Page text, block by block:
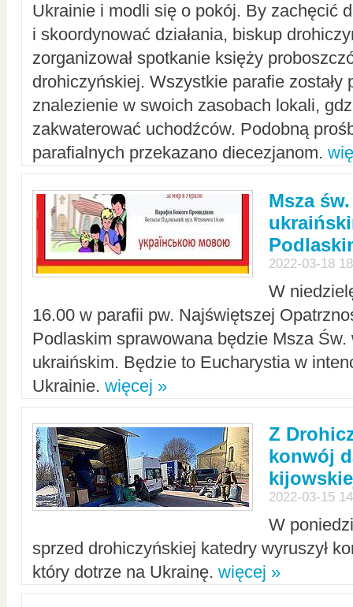
Ukrainie i modli się o pokój. By zachęcić
i skoordynować działania, biskup
zorganizował spotkanie księży
drohiczyńskiej. Wszystkie parafie zostały
znalezienie w swoich zasobach lokali,
zakwaterować uchodźców. Podobną
parafialnych przekazano diecezjanom.
Msza
2022-03-18
W
16.00 w parafii pw. Najświętszej
Podlaskim sprawowana będzie Msza Św.
ukraińskim. Będzie to Eucharystia w
Ukrainie. więcej »
Z
konwój
2022-03-15
W
sprzed drohiczyńskiej katedry wyruszył
który dotrze na Ukrainę. więcej »